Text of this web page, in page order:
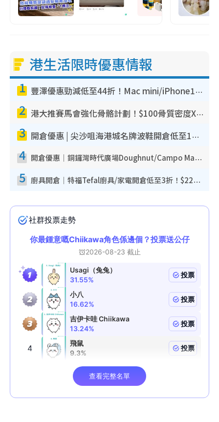
港生活限時優惠情報
1 豐澤優惠勁減低至44折！Mac mini/iPhone17Pro大減價！廚房家電$220起
2 港大推賽馬會強化骨骼計劃！$100骨質密度X光檢查 完成免費運動訓練送超市禮券！附參加資格
3 開倉優惠 | 尖沙咀海港城名牌波鞋開倉低至1折！On鞋$899起／Joy&Peace鞋履$98起
4 開倉優惠｜銅鑼灣時代廣場Doughnut/Campo Marzio開倉低至1折！背囊、書包、手袋劈價$200起
5 廚具開倉｜特福Tefal廚具/家電開倉低至3折！$220起買平底鍋/炒鑊/湯煲！電飯煲/吸塵機/燙斗$418起